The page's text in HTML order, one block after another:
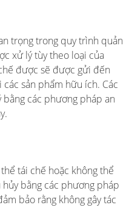
trọng trong quy trình quản
xử lý tùy theo loại của
được sẽ được gửi đến
sản phẩm hữu ích. Các
các phương pháp an
tái chế hoặc không thể
bằng các phương pháp
bảo rằng không gây tác